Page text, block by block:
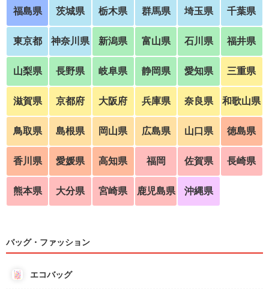
福島県 茨城県 栃木県 群馬県 埼玉県 千葉県
東京都 神奈川県 新潟県 富山県 石川県 福井県
山梨県 長野県 岐阜県 静岡県 愛知県 三重県
滋賀県 京都府 大阪府 兵庫県 奈良県 和歌山県
鳥取県 島根県 岡山県 広島県 山口県 徳島県
香川県 愛媛県 高知県 福岡 佐賀県 長崎県
熊本県 大分県 宮崎県 鹿児島県 沖縄県
バッグ・ファッション
エコバッグ